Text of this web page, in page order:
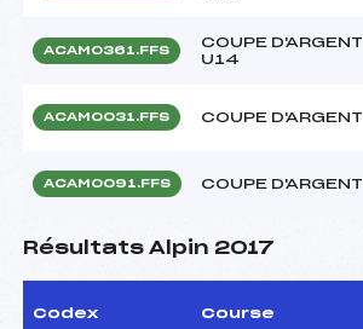
ACAM0361.FFS
COUPE D'ARGENT
U14
ACAM0031.FFS COUPE D'ARGENT
ACAM0091.FFS COUPE D'ARGENT
Résultats Alpin 2017
Codex Course